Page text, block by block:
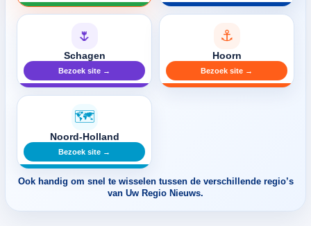
🌷
Schagen
Bezoek site →
⚓
Hoorn
Bezoek site →
🗺️
Noord-Holland
Bezoek site →
Ook handig om snel te wisselen tussen de verschillende regio’s
van Uw Regio Nieuws.